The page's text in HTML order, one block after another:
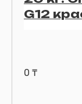
G12
0 ₸